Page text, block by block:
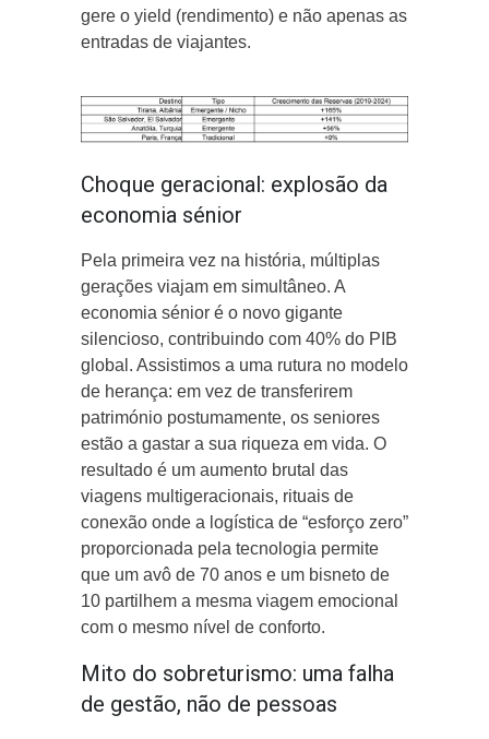
gere o yield (rendimento) e não apenas as
entradas de viajantes.
Choque geracional: explosão da
economia sénior
Pela primeira vez na história, múltiplas
gerações viajam em simultâneo. A
economia sénior é o novo gigante
silencioso, contribuindo com 40% do PIB
global. Assistimos a uma rutura no modelo
de herança: em vez de transferirem
património postumamente, os seniores
estão a gastar a sua riqueza em vida. O
resultado é um aumento brutal das
viagens multigeracionais, rituais de
conexão onde a logística de “esforço zero”
proporcionada pela tecnologia permite
que um avô de 70 anos e um bisneto de
10 partilhem a mesma viagem emocional
com o mesmo nível de conforto.
Mito do sobreturismo: uma falha
de gestão, não de pessoas